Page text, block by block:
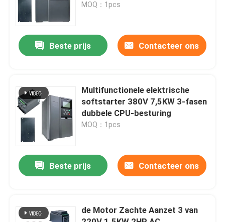
Producten
Video's
Veranderlijke Frequentieomschakelaar
enige faseomschakelaar
Omschakelaar in drie stadia
Motor Zachte Aanzet
MOQ：1pcs
Beste prijs Contacteer ons
Multifunctionele elektrische
softstarter 380V 7,5KW 3-fasen
dubbele CPU-besturing
MOQ：1pcs
Beste prijs Contacteer ons
de Motor Zachte Aanzet 3 van